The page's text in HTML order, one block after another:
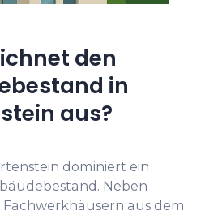
den
in
aus?
dominiert ein
Neben
aus dem